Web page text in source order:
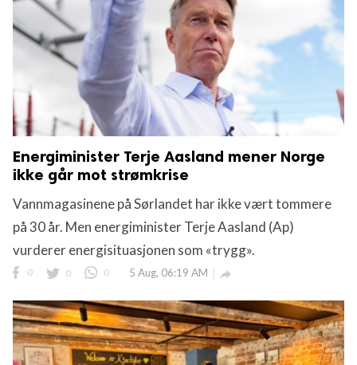
reserved.
Energiminister Terje Aasland mener Norge
ikke går mot strømkrise
Vannmagasinene på Sørlandet har ikke vært tommere
på 30 år. Men energiminister Terje Aasland (Ap)
vurderer energisituasjonen som «trygg».
0 0 0 5 Aug, 06:19 AM 